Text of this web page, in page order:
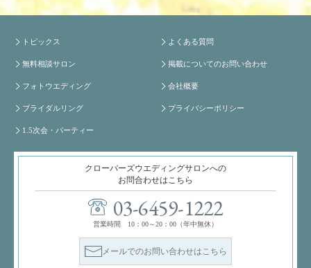
トピックス
無料相談サロン
フォトウエディング
ブライダルリング
1.5次会・パーティー
よくある質問
掲載についてのお問い合わせ
会社概要
プライバシーポリシー
クローバーズウエディングサロンへの
お問合わせはこちら
03-6459-1222
営業時間 10：00～20：00（年中無休）
メールでのお問い合わせはこちら